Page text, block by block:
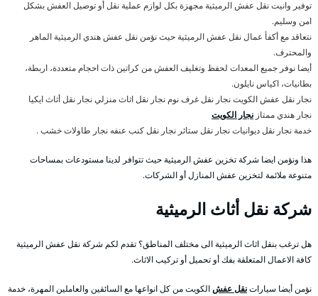
توفير وانيت نقل عفش الرميثية مجهزة بكل لوازم عملية نقل أو توصيل العفش بشكل
امن وسليم.
نتعاقد مع أكفأ عمال نقل عفش الرميثية حيث نؤمن نقل عفش هندي الرميثية الماهر
والمحترف.
أيضا نوفر جميع المعدات لحفظ وتغليف العفش من كراتين ذات احجام متعددة، اربطة،
بطانيات، اكياس نايلون.
نجار نقل عفش الكويت نجار نقل غرف نوم نجار نقل اثاث منزلي نجار نقل أثاث ايكيا
نجار هندي ممتاز نجار الكويت
خدمة نجار نقل ديوانيات نجار نقل ستائر نجار نقل كنب عنفه نجار طاولات خشب .
هذا ونؤمن ايضا شركة تخزين عفش الرميثية حيث تتوافر لدينا مستودعات بمساحات
متنوعة ملائمة لتخزين عفش المنازل أو الشركات.
شركة نقل أثاث الرميثية
هل ترغب بنقل اثاث الرميثية الى مختلف المناطق؟ تقدم لكم شركة نقل عفش الرميثية
كافة الاعمال المتعلقة بفك أو تحميل أو تركيب الاثاث.
نؤمن أيضا سياراتنقل عفشالكويت من كل انواعها مع السائقين والعاملين المهرة، خدمة